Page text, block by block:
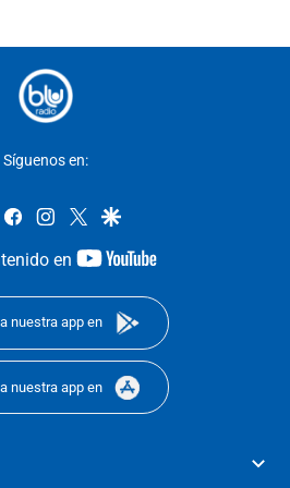
Síguenos en:
whatsappfacebookinstagram
twittergoogle
en
youtube-
nuestra app en
nuestra app en